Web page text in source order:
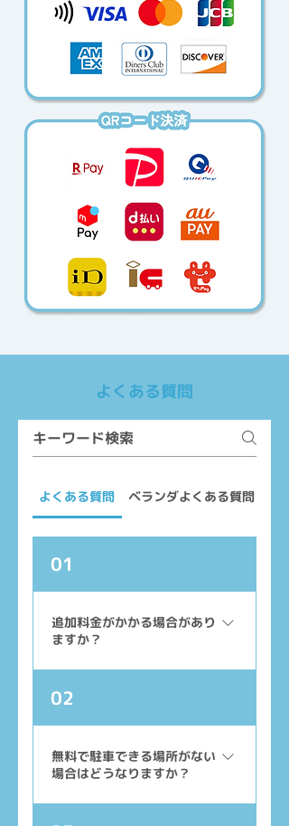
よくある質問
よくある質問 ベランダよくある質問
01
追加料金がかかる場合があり
ますか？
追加料金がかかる場合があります
か？いいえ。ご予約時に確定した
料金以外の追加料金は一切かかり
ません。当日の作業内容について
事前にご説明し、お客様のご了承
02
無料で駐車できる場所がない
場合はどうなりますか？
無料で駐車できる場所がない場合